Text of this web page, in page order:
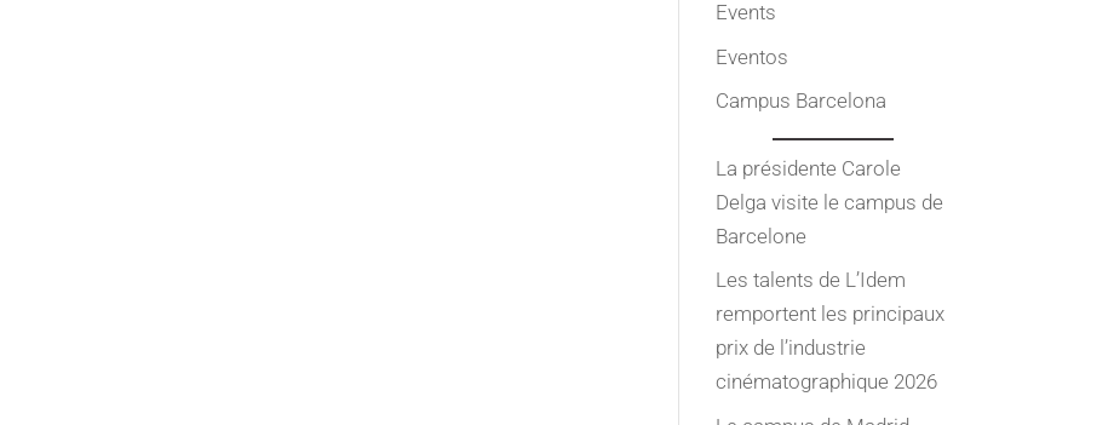
Events
Eventos
Campus Barcelona
La présidente Carole
Delga visite le campus de
Barcelone
Les talents de L’Idem
remportent les principaux
prix de l’industrie
cinématographique 2026